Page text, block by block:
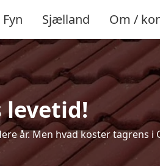
Fyn Sjælland Om /
levetid!
år. Men hvad koster tagrens i